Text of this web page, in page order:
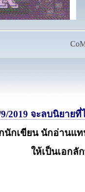
9/2019 จะลบนิยาย
นักเขียน นักอ่านแท
ให้เป็นเอกลั